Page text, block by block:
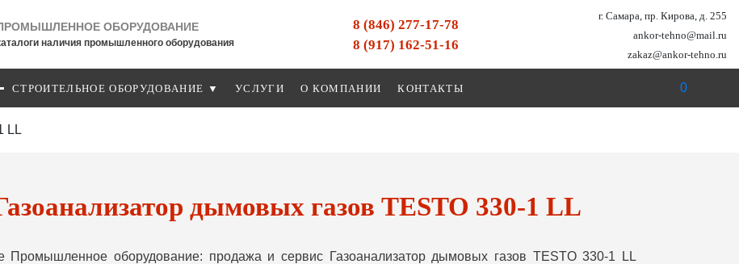
ОБОРУДОВАНИЕ
наличия промышленного оборудования
8 (846) 277-17-78
8 (917) 162-51-16
г. Самара, пр. Кирова, д. 255
ankor-tehno@mail.ru
zakaz@ankor-tehno.ru
СТРОИТЕЛЬНОЕ ОБОРУДОВАНИЕ ▼ УСЛУГИ О КОМПАНИИ КОНТАКТЫ 0
LL
дымовых газов TESTO 330-1 LL
Промышленное оборудование: продажа и сервис Газоанализатор дымовых газов TESTO 330-1 LL